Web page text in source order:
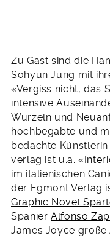
Zu Gast sind die
Sohyun Jung mit
«Vergiss nicht, das
intensive
Wurzeln und
hochbegabte und
bedachte Künstlerin
verlag ist u.a. «
im italienischen
der Egmont Verlag
Graphic Novel
SpanierAlfonso
James Joyce große